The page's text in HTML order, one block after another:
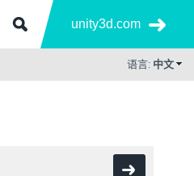
unity3d.com
语言: 中文